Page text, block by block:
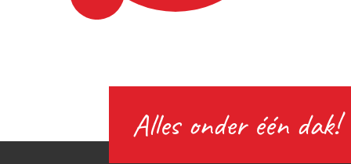
Alles onder één dak!